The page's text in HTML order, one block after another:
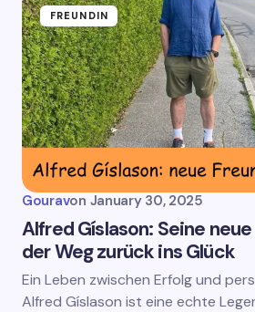
FREUNDIN
Gouravon January 30, 2025
Alfred Gíslason: Seine
der Weg zurück ins Glück
Ein Leben zwischen Erfolg und
Alfred Gíslason ist eine echte